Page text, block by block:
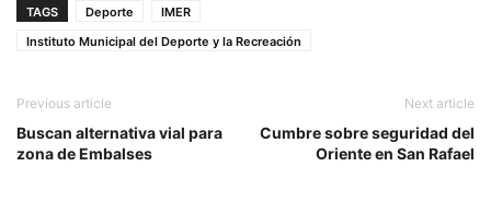
TAGS Deporte
IMER
Instituto Municipal del Deporte y la Recreación
Previous article
Buscan alternativa vial para
zona de Embalses
Next article
Cumbre sobre seguridad del
Oriente en San Rafael